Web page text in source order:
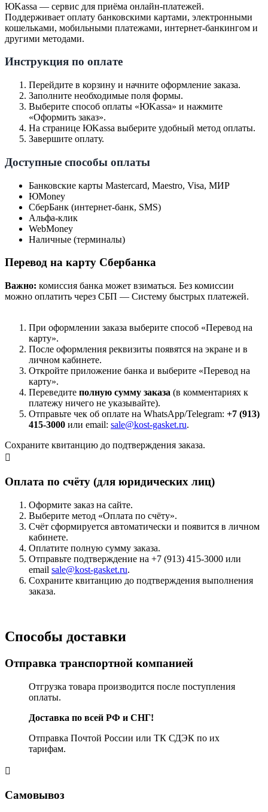
ЮKassa — сервис для приёма онлайн-платежей.
Поддерживает оплату банковскими картами, электронными
кошельками, мобильными платежами, интернет-банкингом и
другими методами.
Инструкция по оплате
Перейдите в корзину и начните оформление заказа.
Заполните необходимые поля формы.
Выберите способ оплаты «ЮKassa» и нажмите
«Оформить заказ».
На странице ЮKassa выберите удобный метод оплаты.
Завершите оплату.
Доступные способы оплаты
Банковские карты Mastercard, Maestro, Visa, МИР
ЮMoney
СберБанк (интернет-банк, SMS)
Альфа-клик
WebMoney
Наличные (терминалы)
Перевод на карту Сбербанка
Важно: комиссия банка может взиматься. Без комиссии
можно оплатить через СБП — Систему быстрых платежей.
При оформлении заказа выберите способ «Перевод на
карту».
После оформления реквизиты появятся на экране и в
личном кабинете.
Откройте приложение банка и выберите «Перевод на
карту».
Переведите полную сумму заказа (в комментариях к
платежу ничего не указывайте).
Отправьте чек об оплате на WhatsApp/Telegram: +7 (913)
415-3000 или email: sale@kost-gasket.ru.
Сохраните квитанцию до подтверждения заказа.
Оплата по счёту (для юридических лиц)
Оформите заказ на сайте.
Выберите метод «Оплата по счёту».
Счёт сформируется автоматически и появится в личном
кабинете.
Оплатите полную сумму заказа.
Отправьте подтверждение на +7 (913) 415-3000 или
email sale@kost-gasket.ru.
Сохраните квитанцию до подтверждения выполнения
заказа.
Способы доставки
Отправка транспортной компанией
Отгрузка товара производится после поступления
оплаты.
Доставка по всей РФ и СНГ!
Отправка Почтой России или ТК СДЭК по их
тарифам.
Самовывоз